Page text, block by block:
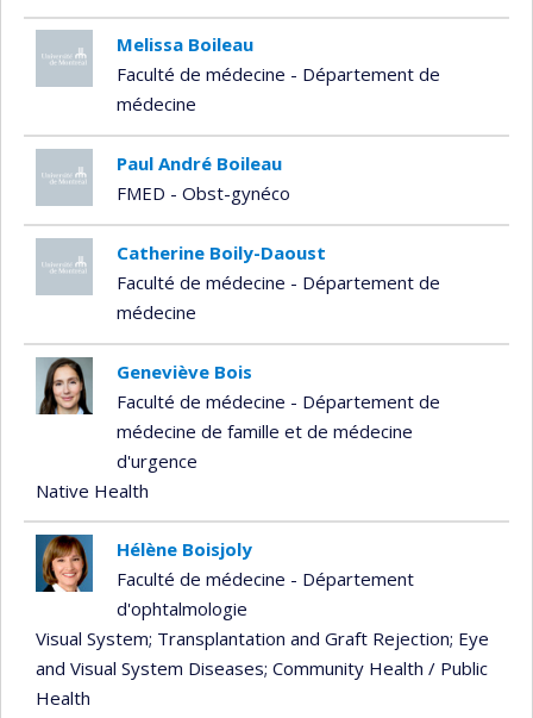
Melissa Boileau
Faculté de médecine - Département de
médecine
Paul André Boileau
FMED - Obst-gynéco
Catherine Boily-Daoust
Faculté de médecine - Département de
médecine
Geneviève Bois
Faculté de médecine - Département de
médecine de famille et de médecine
d'urgence
Native Health
Hélène Boisjoly
Faculté de médecine - Département
d'ophtalmologie
Visual System; Transplantation and Graft Rejection; Eye
and Visual System Diseases; Community Health / Public
Health